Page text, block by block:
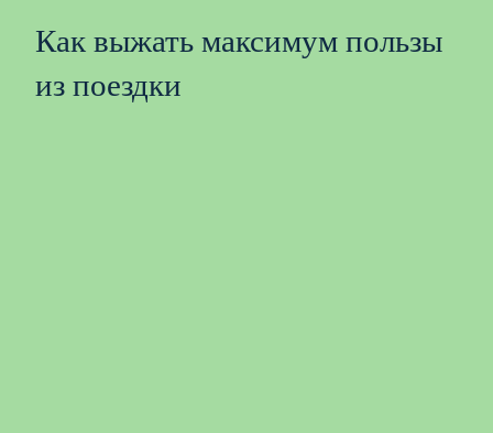
Как выжать максимум пользы
из поездки